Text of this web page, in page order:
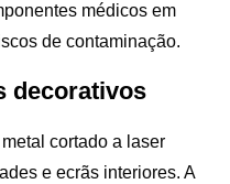
médicos em
de contaminação.
decorativos
cortado a laser
e ecrãs interiores. A